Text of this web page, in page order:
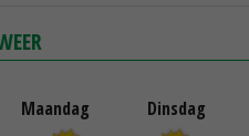
Maandag Dinsdag